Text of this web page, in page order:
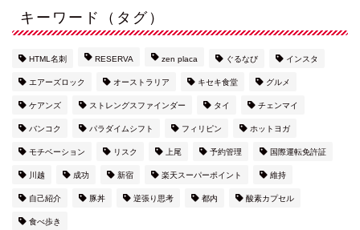
キーワード（タグ）
HTML名刺 RESERVA zen placa ぐるなび インスタ
エアーズロック オーストラリア キセキ食堂 グルメ
ケアンズ ストレングスファインダー タイ チェンマイ
バンコク パラダイムシフト フィリピン ホットヨガ
モチベーション リスク 上尾 予約管理 国際運転免許証
川越 成功 新宿 楽天スーパーポイント 維持
自己紹介 豚丼 逆張り思考 都内 酸素カプセル
食べ歩き